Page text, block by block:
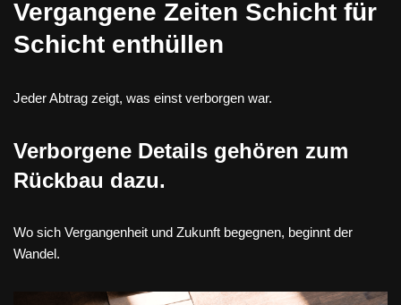
Vergangene Zeiten Schicht für
Schicht enthüllen
Jeder Abtrag zeigt, was einst verborgen war.
Verborgene Details gehören zum
Rückbau dazu.
Wo sich Vergangenheit und Zukunft begegnen, beginnt der
Wandel.